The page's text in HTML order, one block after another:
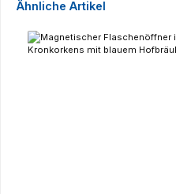
Produktgalerie überspringen
Ähnliche Artikel